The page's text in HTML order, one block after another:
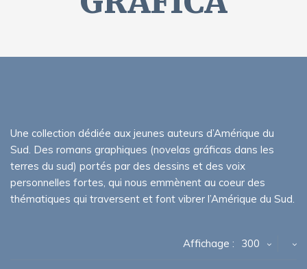
Une collection dédiée aux jeunes auteurs d’Amérique du
Sud. Des romans graphiques (novelas gráficas dans les
terres du sud) portés par des dessins et des voix
personnelles fortes, qui nous emmènent au coeur des
thématiques qui traversent et font vibrer l’Amérique du Sud.
Affichage : 300